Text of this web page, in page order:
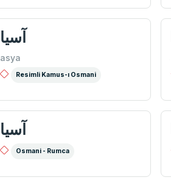
آسيا
asya
Resimli Kamus-ı Osmani
آسيا
Osmani - Rumca